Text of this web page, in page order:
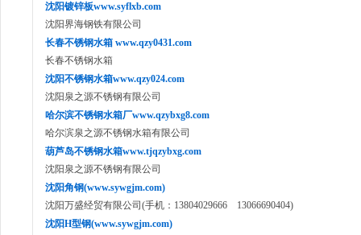
沈阳镀锌板www.syflxb.com
沈阳界海钢铁有限公司
长春不锈钢水箱 www.qzy0431.com
长春不锈钢水箱
沈阳不锈钢水箱www.qzy024.com
沈阳泉之源不锈钢有限公司
哈尔滨不锈钢水箱厂www.qzybxg8.com
哈尔滨泉之源不锈钢水箱有限公司
葫芦岛不锈钢水箱www.tjqzybxg.com
沈阳泉之源不锈钢有限公司
沈阳角钢(www.sywgjm.com)
沈阳万盛经贸有限公司(手机：13804029666 13066690404)
沈阳H型钢(www.sywgjm.com)